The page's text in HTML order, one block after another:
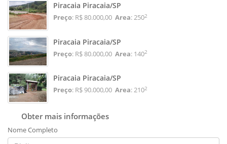
Piracaia Piracaia/SP
Preço: R$ 80.000,00 Area: 2502
Piracaia Piracaia/SP
Preço: R$ 80.000,00 Area: 1402
Piracaia Piracaia/SP
Preço: R$ 90.000,00 Area: 2102
Obter mais informações
Nome Completo